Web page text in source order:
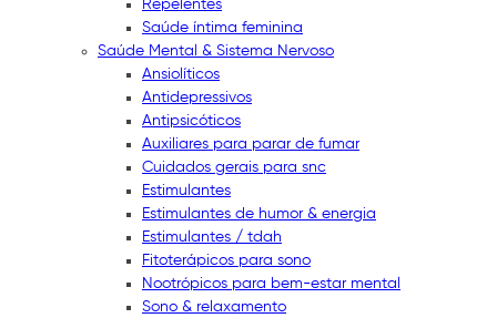
Repelentes
Saúde íntima feminina
Saúde Mental & Sistema Nervoso
Ansiolíticos
Antidepressivos
Antipsicóticos
Auxiliares para parar de fumar
Cuidados gerais para snc
Estimulantes
Estimulantes de humor & energia
Estimulantes / tdah
Fitoterápicos para sono
Nootrópicos para bem-estar mental
Sono & relaxamento